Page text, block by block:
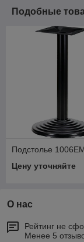
Подобные
Подстолье
Цену уточняйте
О нас
Рейтинг не
Менее 5